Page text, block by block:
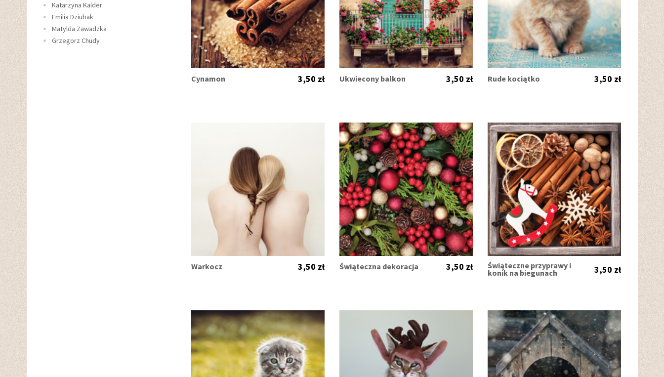
Katarzyna Kalder
Emilia Dziubak
Matylda Zawadzka
Grzegorz Chudy
Cynamon 3,50 zł Ukwiecony balkon 3,50 zł Rude kociątko 3,50 zł
Warkocz 3,50 zł Świąteczna dekoracja 3,50 zł Świąteczne przyprawy i
konik na biegunach 3,50 zł